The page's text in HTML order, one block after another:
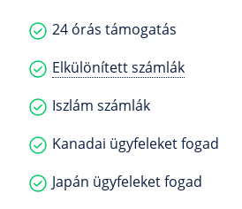
24 órás támogatás
Elkülönített számlák
Iszlám számlák
Kanadai ügyfeleket fogad
Japán ügyfeleket fogad